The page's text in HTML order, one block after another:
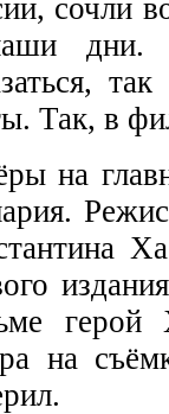
сочли
дни.
Так, в
на
герой
на